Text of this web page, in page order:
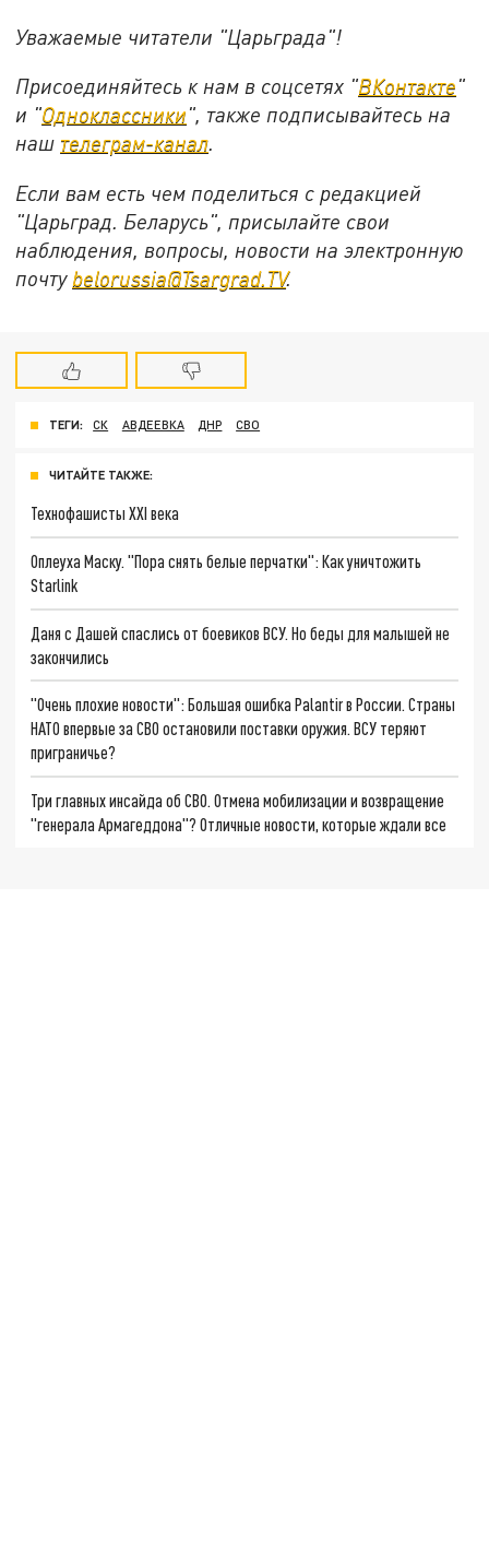
Уважаемые читатели "Царьграда"!
Присоединяйтесь к нам в соцсетях "ВКонтакте"
и "Одноклассники", также подписывайтесь на
наш телеграм-канал.
Если вам есть чем поделиться с редакцией
"Царьград. Беларусь", присылайте свои
наблюдения, вопросы, новости на электронную
почту belorussia@Tsargrad.TV.
ТЕГИ: СК АВДЕЕВКА ДНР СВО
ЧИТАЙТЕ ТАКЖЕ:
Технофашисты XXI века
Оплеуха Маску. "Пора снять белые перчатки": Как уничтожить
Starlink
Даня с Дашей спаслись от боевиков ВСУ. Но беды для малышей не
закончились
"Очень плохие новости": Большая ошибка Palantir в России. Страны
НАТО впервые за СВО остановили поставки оружия. ВСУ теряют
приграничье?
Три главных инсайда об СВО. Отмена мобилизации и возвращение
"генерала Армагеддона"? Отличные новости, которые ждали все